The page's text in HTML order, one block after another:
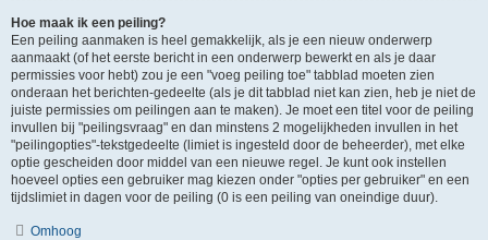
Hoe maak ik een peiling?
Een peiling aanmaken is heel gemakkelijk, als je een nieuw onderwerp
aanmaakt (of het eerste bericht in een onderwerp bewerkt en als je daar
permissies voor hebt) zou je een "voeg peiling toe" tabblad moeten zien
onderaan het berichten-gedeelte (als je dit tabblad niet kan zien, heb je niet de
juiste permissies om peilingen aan te maken). Je moet een titel voor de peiling
invullen bij "peilingsvraag" en dan minstens 2 mogelijkheden invullen in het
"peilingopties"-tekstgedeelte (limiet is ingesteld door de beheerder), met elke
optie gescheiden door middel van een nieuwe regel. Je kunt ook instellen
hoeveel opties een gebruiker mag kiezen onder "opties per gebruiker" en een
tijdslimiet in dagen voor de peiling (0 is een peiling van oneindige duur).
Omhoog